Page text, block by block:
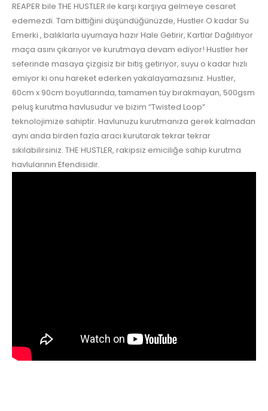
REAPER bile THE HUSTLER ile karşı karşıya gelmeye cesaret
edemezdi. Tam bittiğini düşündüğünüzde, Hustler O kadar Su
Emerki , balıklarla uyumaya hazır Hale Getirir, Kartlar Dağılıtıyor
maça asını çıkarıyor ve kurutmaya devam ediyor! Hustler her
seferinde masaya çizgisiz bir bitiş getiriyor, suyu o kadar hızlı
emiyor ki onu hareket ederken yakalayamazsınız. Hustler,
60cm x 90cm boyutlarında, tamamen tüy bırakmayan, 500gsm
peluş kurutma havlusudur ve bizim “Twisted Loop”
teknolojimize sahiptir. Havlunuzu kurutmanıza gerek kalmadan
aynı anda birden fazla aracı kurutarak tekrar tekrar
sıkılabilirsiniz. THE HUSTLER, rakipsiz emiciliğe sahip kurutma
havlularının Efendisidir.